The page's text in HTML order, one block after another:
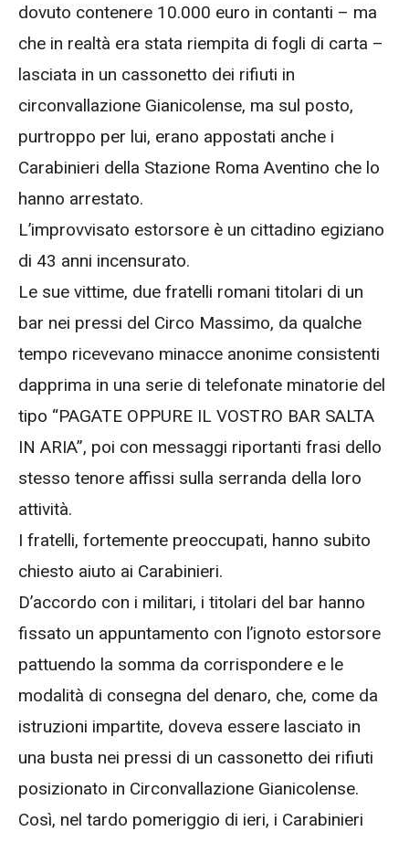
dovuto contenere 10.000 euro in contanti – ma
che in realtà era stata riempita di fogli di carta –
lasciata in un cassonetto dei rifiuti in
circonvallazione Gianicolense, ma sul posto,
purtroppo per lui, erano appostati anche i
Carabinieri della Stazione Roma Aventino che lo
hanno arrestato.
L’improvvisato estorsore è un cittadino egiziano
di 43 anni incensurato.
Le sue vittime, due fratelli romani titolari di un
bar nei pressi del Circo Massimo, da qualche
tempo ricevevano minacce anonime consistenti
dapprima in una serie di telefonate minatorie del
tipo “PAGATE OPPURE IL VOSTRO BAR SALTA
IN ARIA”, poi con messaggi riportanti frasi dello
stesso tenore affissi sulla serranda della loro
attività.
I fratelli, fortemente preoccupati, hanno subito
chiesto aiuto ai Carabinieri.
D’accordo con i militari, i titolari del bar hanno
fissato un appuntamento con l’ignoto estorsore
pattuendo la somma da corrispondere e le
modalità di consegna del denaro, che, come da
istruzioni impartite, doveva essere lasciato in
una busta nei pressi di un cassonetto dei rifiuti
posizionato in Circonvallazione Gianicolense.
Così, nel tardo pomeriggio di ieri, i Carabinieri